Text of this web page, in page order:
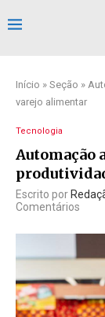
Início » Seção »
varejo alimentar
Tecnologia
Automação
Escrito por
Comentários